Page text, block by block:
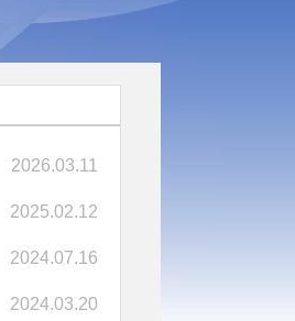
2026.03.11
2025.02.12
2024.07.16
2024.03.20